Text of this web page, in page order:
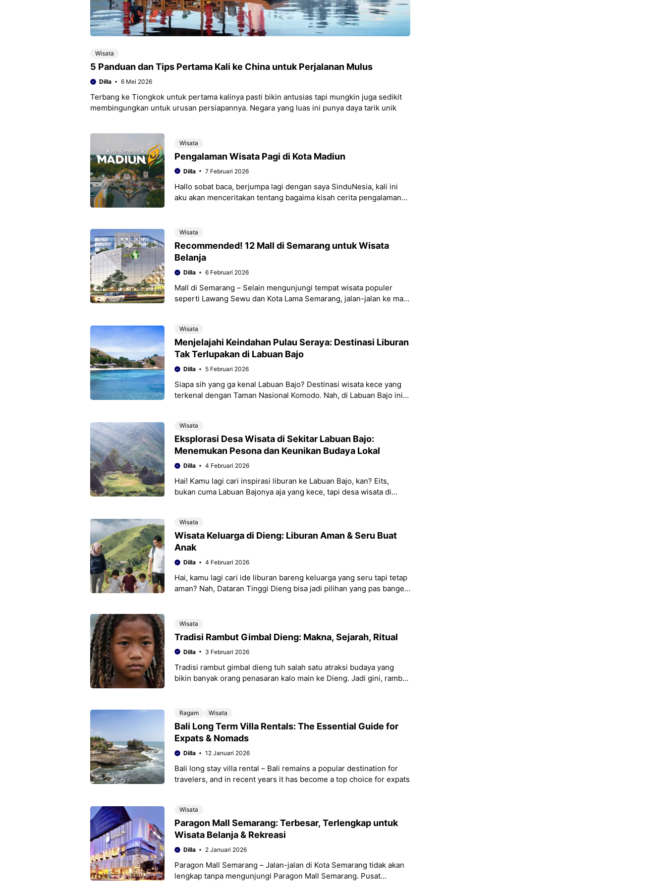
Wisata
5 Panduan dan Tips Pertama Kali ke China untuk Perjalanan Mulus
Dilla 6 Mei 2026
Terbang ke Tiongkok untuk pertama kalinya pasti bikin antusias tapi mungkin juga sedikit
membingungkan untuk urusan persiapannya. Negara yang luas ini punya daya tarik unik
Wisata
Pengalaman Wisata Pagi di Kota Madiun
Dilla 7 Februari 2026
Hallo sobat baca, berjumpa lagi dengan saya SinduNesia, kali ini
aku akan menceritakan tentang bagaima kisah cerita pengalamanku
Wisata
Recommended! 12 Mall di Semarang untuk Wisata
Belanja
Dilla 6 Februari 2026
Mall di Semarang – Selain mengunjungi tempat wisata populer
seperti Lawang Sewu dan Kota Lama Semarang, jalan-jalan ke mall
Wisata
Menjelajahi Keindahan Pulau Seraya: Destinasi Liburan
Tak Terlupakan di Labuan Bajo
Dilla 5 Februari 2026
Siapa sih yang ga kenal Labuan Bajo? Destinasi wisata kece yang
terkenal dengan Taman Nasional Komodo. Nah, di Labuan Bajo ini
Wisata
Eksplorasi Desa Wisata di Sekitar Labuan Bajo:
Menemukan Pesona dan Keunikan Budaya Lokal
Dilla 4 Februari 2026
Hai! Kamu lagi cari inspirasi liburan ke Labuan Bajo, kan? Eits,
bukan cuma Labuan Bajonya aja yang kece, tapi desa wisata di
Wisata
Wisata Keluarga di Dieng: Liburan Aman & Seru Buat
Anak
Dilla 4 Februari 2026
Hai, kamu lagi cari ide liburan bareng keluarga yang seru tapi tetap
aman? Nah, Dataran Tinggi Dieng bisa jadi pilihan yang pas banget,
Wisata
Tradisi Rambut Gimbal Dieng: Makna, Sejarah, Ritual
Dilla 3 Februari 2026
Tradisi rambut gimbal dieng tuh salah satu atraksi budaya yang
bikin banyak orang penasaran kalo main ke Dieng. Jadi gini, rambut
Ragam Wisata
Bali Long Term Villa Rentals: The Essential Guide for
Expats & Nomads
Dilla 12 Januari 2026
Bali long stay villa rental – Bali remains a popular destination for
travelers, and in recent years it has become a top choice for expats
Wisata
Paragon Mall Semarang: Terbesar, Terlengkap untuk
Wisata Belanja & Rekreasi
Dilla 2 Januari 2026
Paragon Mall Semarang – Jalan-jalan di Kota Semarang tidak akan
lengkap tanpa mengunjungi Paragon Mall Semarang. Pusat